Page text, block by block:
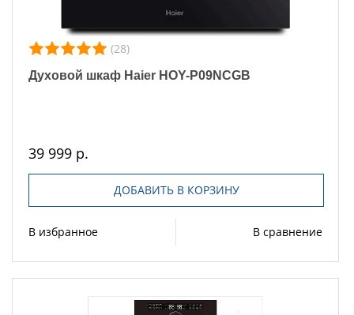
(28)
Духовой шкаф Haier HOY-P09NCGB
39 999 р.
ДОБАВИТЬ В КОРЗИНУ
В избранное В сравнение